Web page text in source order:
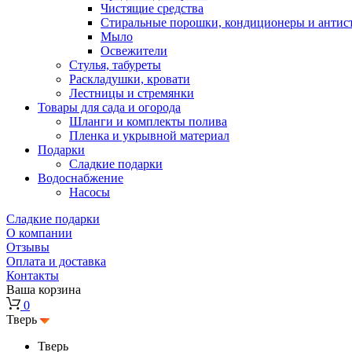
Чистящие средства
Стиральные порошки, кондиционеры и
Мыло
Освежители
Стулья, табуреты
Раскладушки, кровати
Лестницы и стремянки
Товары для сада и огорода
Шланги и комплекты полива
Пленка и укрывной материал
Подарки
Cладкие подарки
Водоснабжение
Насосы
Сладкие подарки
О компании
Отзывы
Оплата и доставка
Контакты
Ваша корзина
0
Тверь
Тверь